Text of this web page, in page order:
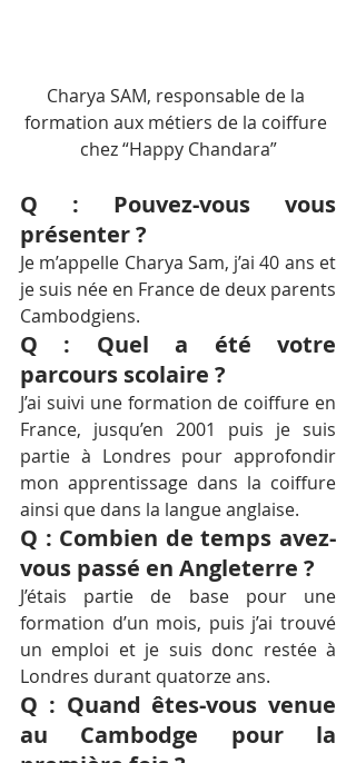
Charya SAM, responsable de la
formation aux métiers de la coiffure
chez “Happy Chandara”
Q : Pouvez-vous vous
présenter ?
Je m’appelle Charya Sam, j’ai 40 ans et
je suis née en France de deux parents
Cambodgiens.
Q : Quel a été votre
parcours scolaire ?
J’ai suivi une formation de coiffure en
France, jusqu’en 2001 puis je suis
partie à Londres pour approfondir
mon apprentissage dans la coiffure
ainsi que dans la langue anglaise.
Q : Combien de temps avez-
vous passé en Angleterre ?
J’étais partie de base pour une
formation d’un mois, puis j’ai trouvé
un emploi et je suis donc restée à
Londres durant quatorze ans.
Q : Quand êtes-vous venue
au Cambodge pour la